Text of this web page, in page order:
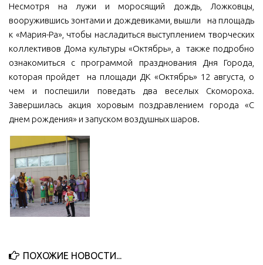
Противодействие коррупции
Отчеты о деятельности
Учреждения культуры
МБУ Дом культуры «Молодость»
МБОУ ДО «Детская школа искусств»
МБОУ ДО «Детская музыкальная школа»
МБУК «Искитимский городской историко-художественный
музей»
МБУ Парк культуры и отдыха им. И.В. Коротеева
МБУК «Централизованная библиотечная система»
ДК «Россия»
Независимая оценка качества
Несмотря на лужи и моросящий дождь, Ложковцы,
вооружившись зонтами и дождевиками, вышли на площадь
к «Мария-Ра», чтобы насладиться выступлением творческих
коллективов Дома культуры «Октябрь», а также подробно
ознакомиться с программой празднования Дня Города,
которая пройдет на площади ДК «Октябрь» 12 августа, о
чем и поспешили поведать два веселых Скомороха.
Завершилась акция хоровым поздравлением города «С
днем рождения» и запуском воздушных шаров.
ПОХОЖИЕ НОВОСТИ...